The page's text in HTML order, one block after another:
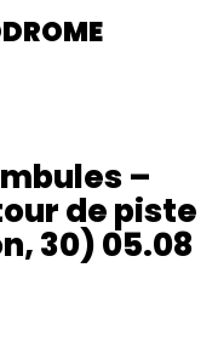
–
de piste
30) 05.08